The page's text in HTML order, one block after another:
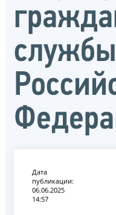
службы
Дата
публикации:
06.06.2025
14:57